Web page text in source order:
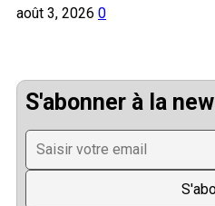
août 3, 2026 0
S'abonner à la